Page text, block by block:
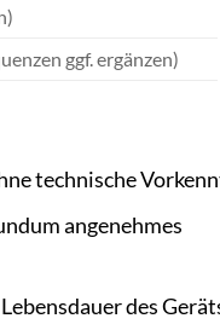
ggf. ergänzen)
technische
angenehmes
des